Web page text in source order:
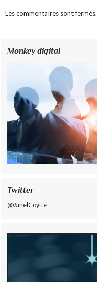
Les commentaires sont fermés.
Monkey digital
Twitter
@VanelCoytte